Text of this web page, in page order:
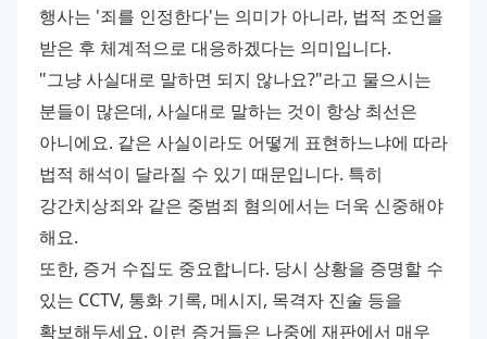
행사는 '죄를 인정한다'는 의미가 아니라, 법적 조언을
받은 후 체계적으로 대응하겠다는 의미입니다.
"그냥 사실대로 말하면 되지 않나요?"라고 물으시는
분들이 많은데, 사실대로 말하는 것이 항상 최선은
아니에요. 같은 사실이라도 어떻게 표현하느냐에 따라
법적 해석이 달라질 수 있기 때문입니다. 특히
강간치상죄와 같은 중범죄 혐의에서는 더욱 신중해야
해요.
또한, 증거 수집도 중요합니다. 당시 상황을 증명할 수
있는 CCTV, 통화 기록, 메시지, 목격자 진술 등을
확보해두세요. 이런 증거들은 나중에 재판에서 매우